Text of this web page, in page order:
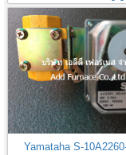
Yamataha S-